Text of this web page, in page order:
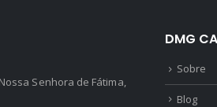
Senhora de Fátima,
DMG
Sobre
Blog